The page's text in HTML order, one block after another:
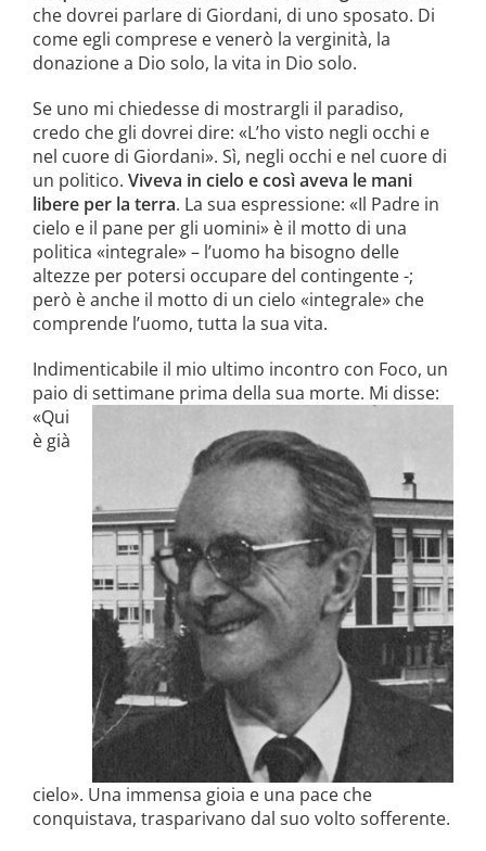
che dovrei parlare di Giordani, di uno sposato. Di
come egli comprese e venerò la verginità, la
donazione a Dio solo, la vita in Dio solo.
Se uno mi chiedesse di mostrargli il paradiso,
credo che gli dovrei dire: «L’ho visto negli occhi e
nel cuore di Giordani». Sì, negli occhi e nel cuore di
un politico. Vi­veva in cielo e così aveva le mani
libere per la terra. La sua espressio­ne: «Il Padre in
cielo e il pane per gli uomini» è il motto di una
politi­ca «integrale» – l’uomo ha bisogno delle
altezze per potersi occupare del contingente -;
però è anche il motto di un cielo «integrale» che
compren­de l’uomo, tutta la sua vita.
Indimenticabile il mio ultimo in­contro con Foco, un
paio di settimane prima della sua morte. Mi disse:
«Qui
è già
cielo». Una immensa gioia e una pa­ce che
conquistava, trasparivano dal suo volto sofferente.